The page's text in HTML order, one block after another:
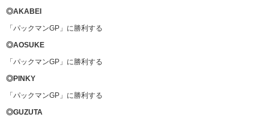
◎AKABEI
「パックマンGP」に勝利する
◎AOSUKE
「パックマンGP」に勝利する
◎PINKY
「パックマンGP」に勝利する
◎GUZUTA